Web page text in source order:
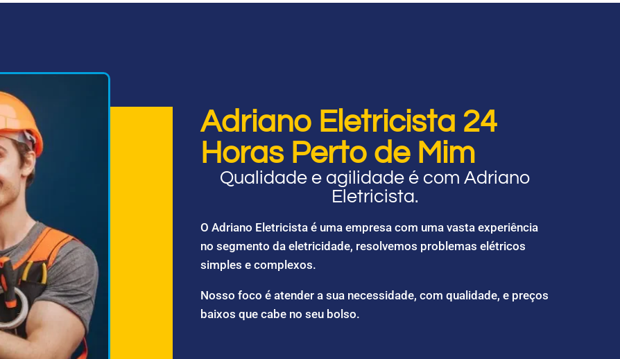
Adriano Eletricista 24
Horas Perto de Mim
Qualidade e agilidade é com Adriano
Eletricista.
O Adriano Eletricista é uma empresa com uma vasta experiência
no segmento da eletricidade, resolvemos problemas elétricos
simples e complexos.
Nosso foco é atender a sua necessidade, com qualidade, e preços
baixos que cabe no seu bolso.